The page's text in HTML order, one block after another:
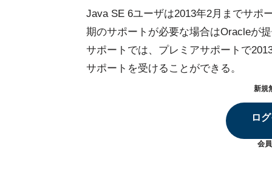
Java SE 6ユーザは2013年2月までサポ
期のサポートが必要な場合はOracleが
サポートでは、プレミアサポートで
サポートを受けることができる。
新規
ロ
会